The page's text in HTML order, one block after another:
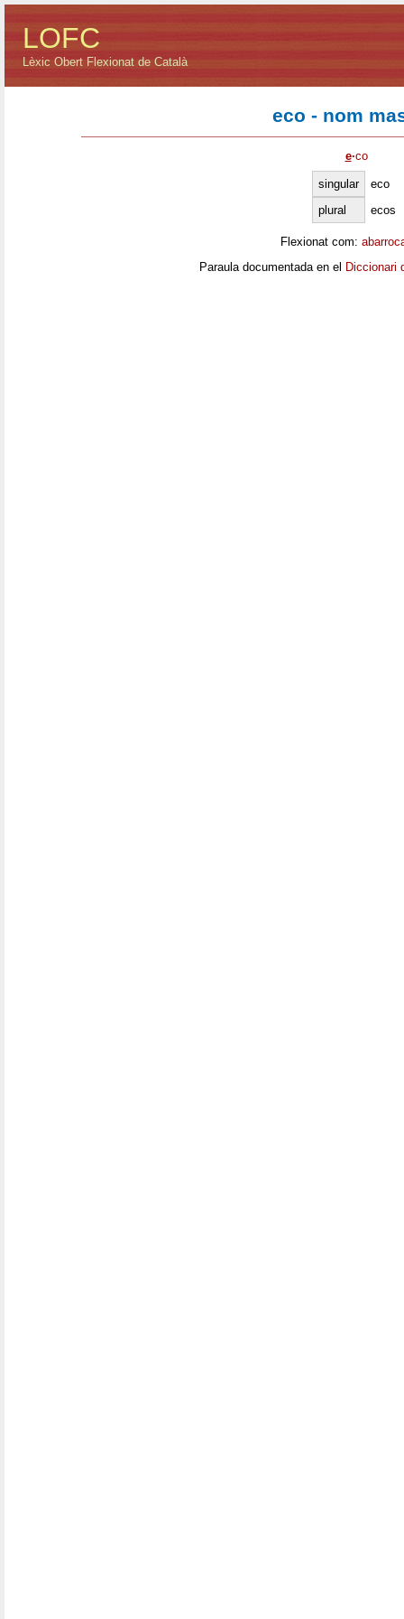
LOFC
Lèxic Obert Flexionat de Català
eco - nom
e·co
singular
eco
plural
ecos
Flexionat com:
Paraula documentada en el Diccionari